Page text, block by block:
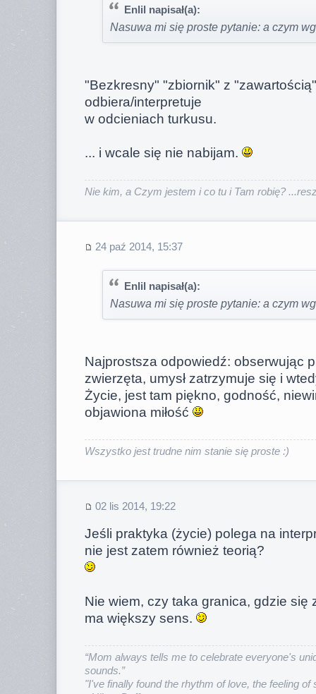
Enlil napisał(a):
Nasuwa mi się proste pytanie: a czym
"Bezkresny" "zbiornik" z
odbiera/interpretuje
w odcieniach turkusu.
... i wcale się nie nabijam.
Nie kim, a Czym jestem i co tu i Tam robię?
24 paź 2014, 15:37
Enlil napisał(a):
Nasuwa mi się proste pytanie: a czym
Najprostsza odpowiedź: obserwując
zwierzęta, umysł zatrzymuje się i
Życie, jest tam piękno, godność,
objawiona miłość
Wszystko jest trudne nim stanie się proste :)
02 lis 2014, 19:22
Jeśli praktyka (życie) polega na
nie jest zatem również teorią?
Nie wiem, czy taka granica, gdzie się
ma większy sens.
“Mom always tells me to celebrate everyone's
sounds.”
"I've finally found the rhythm of love, the feeling of